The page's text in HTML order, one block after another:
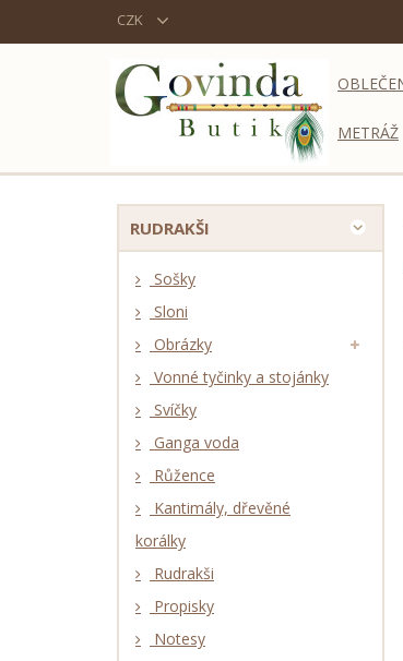
CZK
METRÁŽ
RUDRAKŠI
Sošky
Sloni
Obrázky
Vonné tyčinky a stojánky
Svíčky
Ganga voda
Růžence
Kantimály, dřevěné
korálky
Rudrakši
Propisky
Notesy